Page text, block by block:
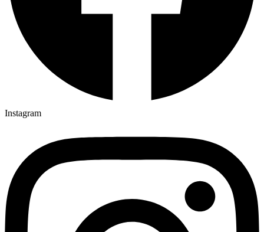
Instagram